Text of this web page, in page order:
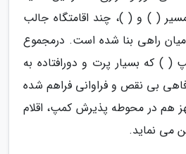
( ) و ( )، چند اقامتگاه جالب
راهی بنا شده است. درمجموع
( ) که بسیار پرت و دورافتاده به
بی نقص و فراوانی فراهم شده
هم در محوطه پذیرش کمپ، اقلام
می نماید.